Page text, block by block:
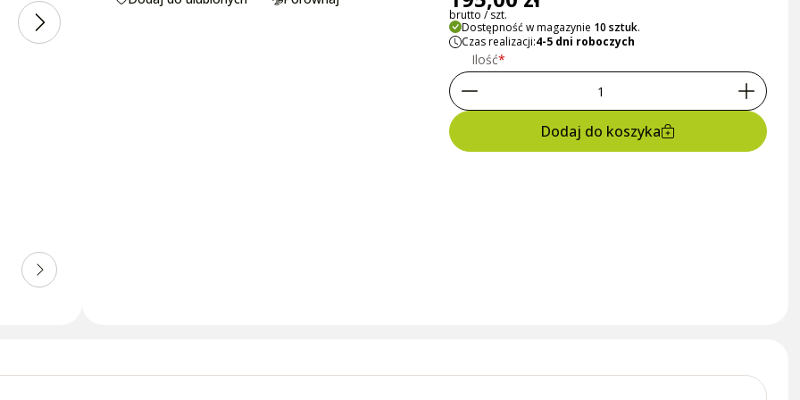
brutto / szt.
Dostępność w magazynie 10 sztuk.
Czas realizacji:4-5 dni roboczych
Ilość
Dodaj do koszyka